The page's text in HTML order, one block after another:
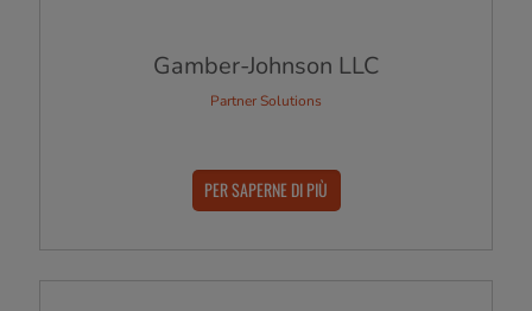
Gamber-Johnson LLC
Partner Solutions
PER SAPERNE DI PIÙ